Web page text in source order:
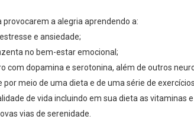
a alegria aprendendo a:
e ansiedade;
no bem-estar emocional;
com dopamina e serotonina, além de outros
meio de uma dieta e de uma série de
de vida incluindo em sua dieta as vitaminas
vias de serenidade.